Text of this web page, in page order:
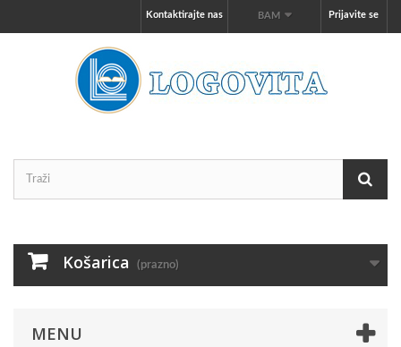
Prijavite se
BAM
Kontaktirajte nas
Košarica (prazno)
MENU